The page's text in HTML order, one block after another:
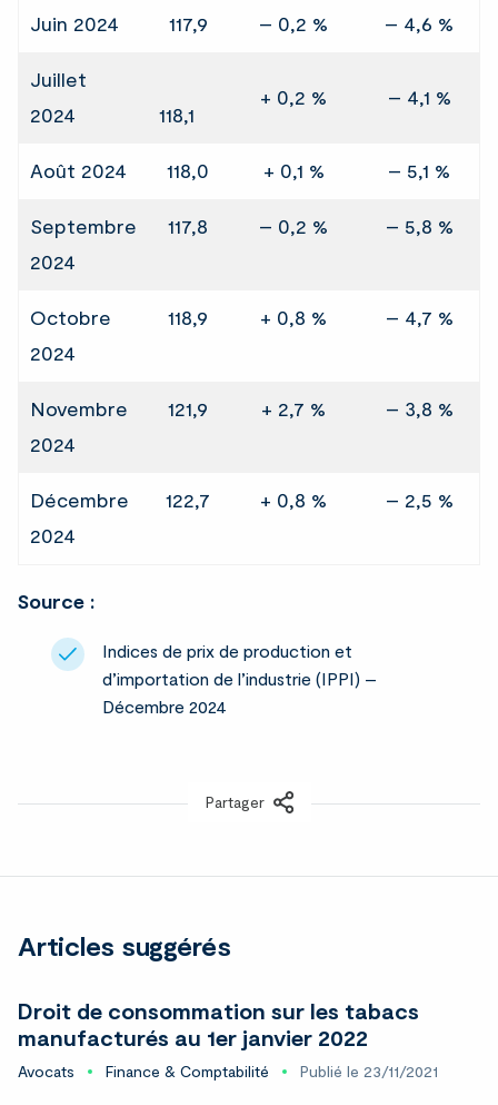
Juin 2024 117,9 – 0,2 % – 4,6 %
Juillet
2024
118,1
+ 0,2 % – 4,1 %
Août 2024 118,0 + 0,1 % – 5,1 %
Septembre
2024
117,8 – 0,2 % – 5,8 %
Octobre
2024
118,9 + 0,8 % – 4,7 %
Novembre
2024
121,9 + 2,7 % – 3,8 %
Décembre
2024
122,7 + 0,8 % – 2,5 %
Source :
Indices de prix de production et
d’importation de l’industrie (IPPI) –
Décembre 2024
Partager
LinkedIn
Articles suggérés
Droit de consommation sur les tabacs
manufacturés au 1er janvier 2022
Avocats Finance & Comptabilité Publié le 23/11/2021